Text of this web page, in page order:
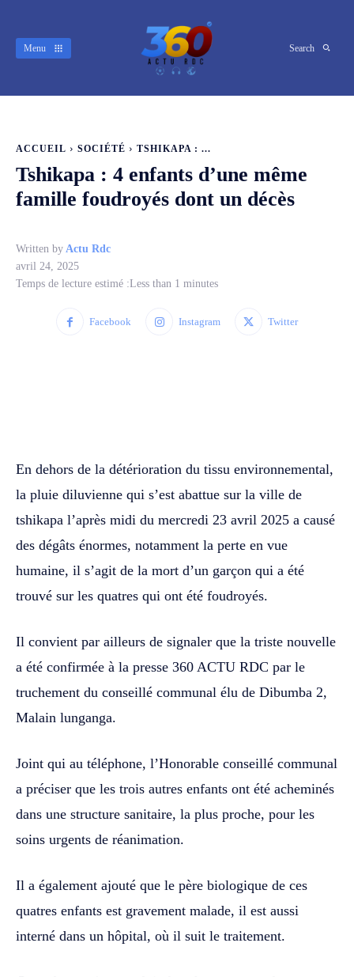
Menu Search
ACCUEIL SOCIÉTÉ TSHIKAPA : ...
Tshikapa : 4 enfants d’une même
famille foudroyés dont un décès
Written by Actu Rdc
avril 24, 2025
Temps de lecture estimé :Less than 1 minutes
Facebook Instagram Twitter
En dehors de la détérioration du tissu environnemental,
la pluie diluvienne qui s’est abattue sur la ville de
tshikapa l’après midi du mercredi 23 avril 2025 a causé
des dégâts énormes, notamment la perte en vue
humaine, il s’agit de la mort d’un garçon qui a été
trouvé sur les quatres qui ont été foudroyés.
Il convient par ailleurs de signaler que la triste nouvelle
a été confirmée à la presse 360 ACTU RDC par le
truchement du conseillé communal élu de Dibumba 2,
Malain lunganga.
Joint qui au téléphone, l’Honorable conseillé communal
a préciser que les trois autres enfants ont été acheminés
dans une structure sanitaire, la plus proche, pour les
soins urgents de réanimation.
Il a également ajouté que le père biologique de ces
quatres enfants est gravement malade, il est aussi
interné dans un hôpital, où il suit le traitement.